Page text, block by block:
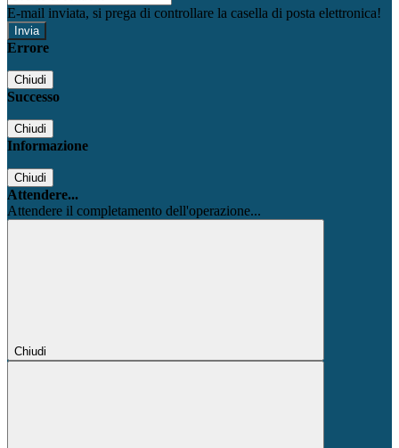
E-mail inviata, si prega di controllare la casella di posta elettronica!
Errore
Chiudi
Successo
Chiudi
Informazione
Chiudi
Attendere...
Attendere il completamento dell'operazione...
Chiudi